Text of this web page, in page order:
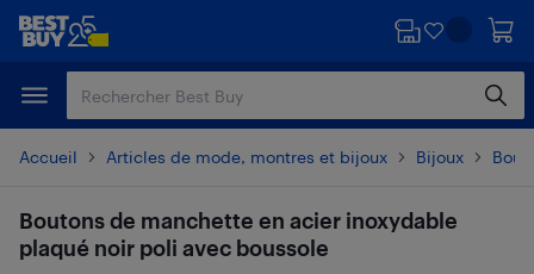
Passer
principal
Passer
Accueil Articles de mode, montres et bijoux Bijoux
Boutons de manchette en acier inoxydable
plaqué noir poli avec boussole